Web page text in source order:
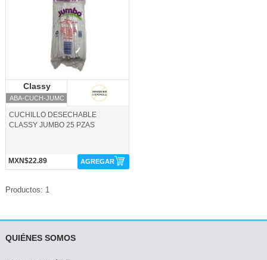
Classy
ABA-CUCH-JUMC
CUCHILLO DESECHABLE
CLASSY JUMBO 25 PZAS
MXN$22.89 AGREGAR
Productos: 1
QUIÉNES SOMOS